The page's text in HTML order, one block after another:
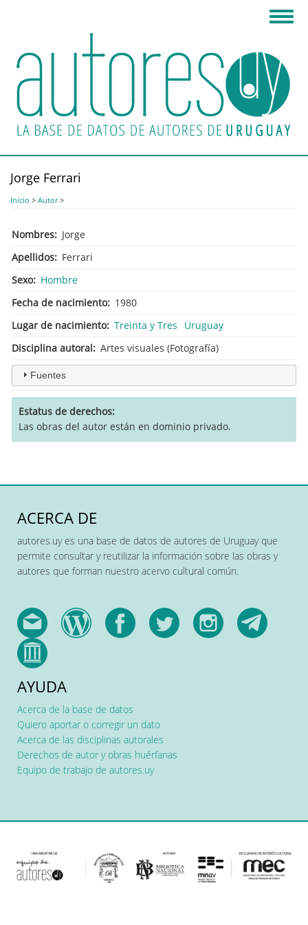
principal
Jorge Ferrari
Inicio > Autor>
Nombres
Jorge
Apellidos
Ferrari
Sexo
Hombre
Fecha de nacimiento
1980
Lugar de nacimiento Treinta y Tres
Uruguay
Disciplina autoral
Artes visuales (Fotografía)
Fuentes
Estatus de derechos
Las obras del autor están en dominio privado.
ACERCA DE
autores.uy es una base de datos de autores de Uruguay que
permite consultar y reutilizar la información sobre las obras y
autores que forman nuestro acervo cultural común.
AYUDA
Acerca de la base de datos
Quiero aportar o corregir un dato
Acerca de las disciplinas autorales
Derechos de autor y obras huérfanas
Equipo de trabajo de autores.uy